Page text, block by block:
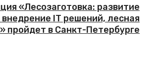
«Лесозаготовка: развитие
IT решений, лесная
пройдет в Санкт-Петербурге